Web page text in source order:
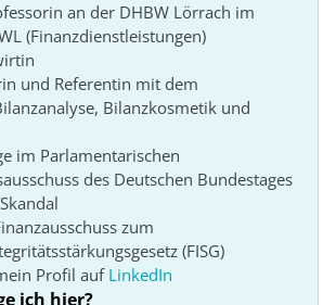
an der DHBW Lörrach im
(Finanzdienstleistungen)
und Referentin mit dem
Bilanzkosmetik und
im Parlamentarischen
des Deutschen Bundestages
zum
(FISG)
Profil auf LinkedIn
ich hier?